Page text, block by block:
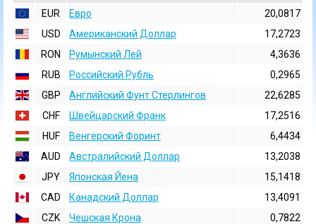
EUR
Евро
20,0817
USD
Aмериканский Доллар
17,2723
RON
Румынский Лей
4,3636
RUB
Российский Рубль
0,2965
GBP
Английский Фунт Стерлингов
22,6285
CHF
Швейцарский Франк
17,2516
HUF
Венгерский Форинт
6,4434
AUD
Австралийский Доллар
13,2038
JPY
Японская Йена
15,1418
CAD
Канадский Доллар
13,4091
CZK
Чешская Крона
0,7822